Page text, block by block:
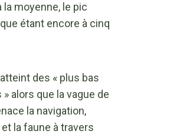
la moyenne, le pic
étant encore à cinq
des « plus bas
alors que la vague de
la navigation,
et la faune à travers